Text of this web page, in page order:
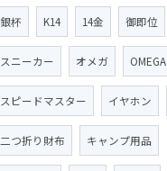
銀杯 K14 14金 御即位
スニーカー オメガ OMEGA
スピードマスター イヤホン
二つ折り財布 キャンプ用品